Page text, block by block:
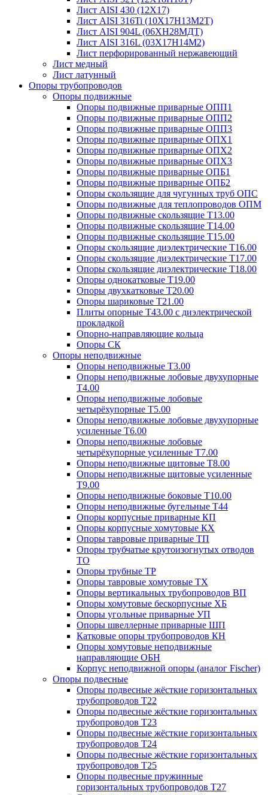
Лист AISI 430 (12Х17)
Лист AISI 316Ti (10Х17Н13М2Т)
Лист AISI 904L (06ХН28МДТ)
Лист AISI 316L (03Х17Н14М2)
Лист перфорированный нержавеющий
Лист медный
Лист латунный
Опоры трубопроводов
Опоры подвижные
Опоры подвижные приварные ОПП1
Опоры подвижные приварные ОПП2
Опоры подвижные приварные ОПП3
Опоры подвижные приварные ОПХ1
Опоры подвижные приварные ОПХ2
Опоры подвижные приварные ОПХ3
Опоры подвижные приварные ОПБ1
Опоры подвижные приварные ОПБ2
Опоры скользящие для чугунных труб ОПС
Опоры подвижные для теплопроводов ОПМ
Опоры подвижные скользящие Т13.00
Опоры подвижные скользящие Т14.00
Опоры подвижные скользящие Т15.00
Опоры скользящие диэлектрические Т16.00
Опоры скользящие диэлектрические Т17.00
Опоры скользящие диэлектрические Т18.00
Опоры однокатковые Т19.00
Опоры двухкатковые Т20.00
Опоры шариковые Т21.00
Плиты опорные Т43.00 с диэлектрической
прокладкой
Опорно-направляющие кольца
Опоры СК
Опоры неподвижные
Опоры неподвижные Т3.00
Опоры неподвижные лобовые двухупорные
Т4.00
Опоры неподвижные лобовые
четырёхупорные Т5.00
Опоры неподвижные лобовые двухупорные
усиленные Т6.00
Опоры неподвижные лобовые
четырёхупорные усиленные Т7.00
Опоры неподвижные щитовые Т8.00
Опоры неподвижные щитовые усиленные
Т9.00
Опоры неподвижные боковые Т10.00
Опоры неподвижные бугельные Т44
Опоры корпусные приварные КП
Опоры корпусные хомутовые КХ
Опоры тавровые приварные ТП
Опоры трубчатые крутоизогнутых отводов
ТО
Опоры трубные ТР
Опоры тавровые хомутовые ТХ
Опоры вертикальных трубопроводов ВП
Опоры хомутовые бескорпусные ХБ
Опоры угольные приварные УП
Опоры швеллерные приварные ШП
Катковые опоры трубопроводов КН
Опоры хомутовые неподвижные
направляющие ОБН
Корпус неподвижной опоры (аналог Fischer)
Опоры подвесные
Опоры подвесные жёсткие горизонтальных
трубопроводов Т22
Опоры подвесные жёсткие горизонтальных
трубопроводов Т23
Опоры подвесные жёсткие горизонтальных
трубопроводов Т24
Опоры подвесные жёсткие горизонтальных
трубопроводов Т25
Опоры подвесные пружинные
горизонтальных трубопроводов Т27